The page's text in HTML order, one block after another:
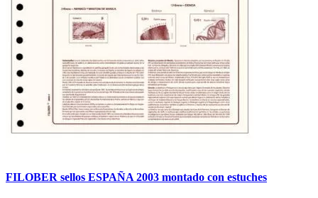
FILOBER sellos ESPAÑA 2003 montado con estuches